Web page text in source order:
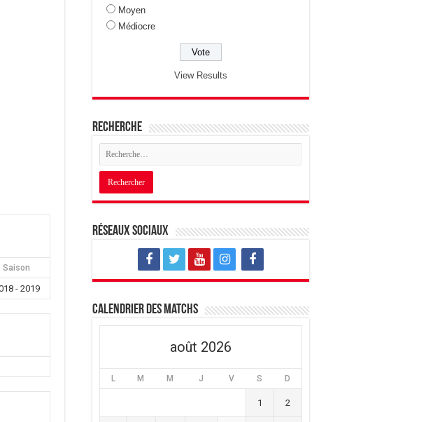
Saison
- 2019
Moyen
Médiocre
View Results
Recherche
Réseaux sociaux
Calendrier des matchs
août 2026
L M M J V S D
1 2